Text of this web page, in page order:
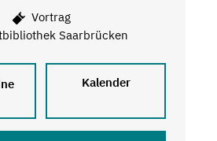
Vortrag
Saarbrücken
Kalender